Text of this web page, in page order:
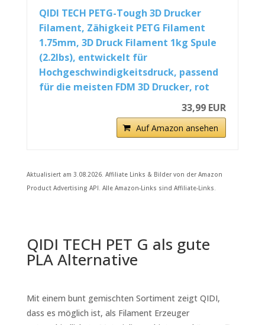
QIDI TECH PETG-Tough 3D Drucker
Filament, Zähigkeit PETG Filament
1.75mm, 3D Druck Filament 1kg Spule
(2.2lbs), entwickelt für
Hochgeschwindigkeitsdruck, passend
für die meisten FDM 3D Drucker, rot
33,99 EUR
Auf Amazon ansehen
Aktualisiert am 3.08.2026. Affiliate Links & Bilder von der Amazon
Product Advertising API. Alle Amazon-Links sind Affiliate-Links.
QIDI TECH PET G als gute
PLA Alternative
Mit einem bunt gemischten Sortiment zeigt QIDI,
dass es möglich ist, als Filament Erzeuger